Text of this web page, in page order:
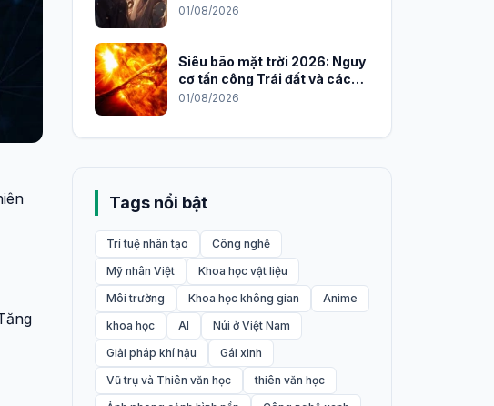
Nền Độc Đáo Cho Năm 2026
01/08/2026
Siêu bão mặt trời 2026: Nguy
cơ tấn công Trái đất và cách
phòng chống
01/08/2026
Tags nổi bật
Trí tuệ nhân tạo
Công nghệ
Mỹ nhân Việt
Khoa học vật liệu
Môi trường
Khoa học không gian
Anime
khoa học
AI
Núi ở Việt Nam
Giải pháp khí hậu
Gái xinh
Vũ trụ và Thiên văn học
thiên văn học